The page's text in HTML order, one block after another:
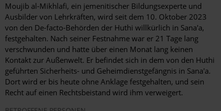
Moujib al-Mikhlafi, ein jemenitischer Bildungsexperte und
Ausbilder von Lehrkräften, wird seit dem 10. Oktober 2023
von den De-facto-Behörden der Huthi willkürlich in Sana'a,
festgehalten. Nach seiner Festnahme war er 21 Tage lang
verschwunden und hatte über einen Monat lang keinen
Kontakt zur Außenwelt. Er befindet sich in dem von den Huthi
geführten Sicherheits- und Geheimdienstgefängnis in Sana'a.
Dort wird er bis heute ohne Anklage festgehalten, und sein
Recht auf einen Rechtsbeistand wird ihm verweigert.